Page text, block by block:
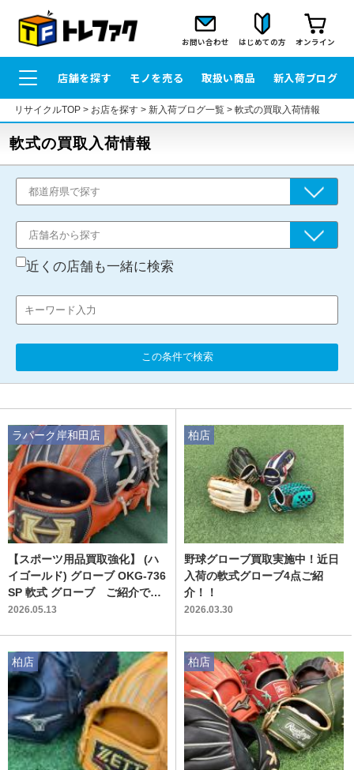
お問い合わせ はじめての方 オンライン
店舗を探す モノを売る 取扱い商品 新入荷ブログ
リサイクルTOP> お店を探す> 新入荷ブログ一覧> 軟式の買取入荷情報
軟式の買取入荷情報
近くの店舗も一緒に検索
この条件で検索
【スポーツ用品買取強化】 (ハ
イゴールド) グローブ OKG-736
SP 軟式 グローブ ご紹介で
す!!
2026.05.13
ラパーク岸和田店
野球グローブ買取実施中！近日
入荷の軟式グローブ4点ご紹
介！！
2026.03.30
柏店
柏店 柏店